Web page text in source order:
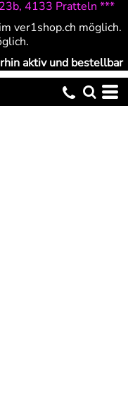
4133 Pratteln ***
ver1shop.ch möglich.
aktiv und bestellbar